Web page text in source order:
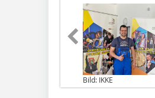
Bild: IKKE